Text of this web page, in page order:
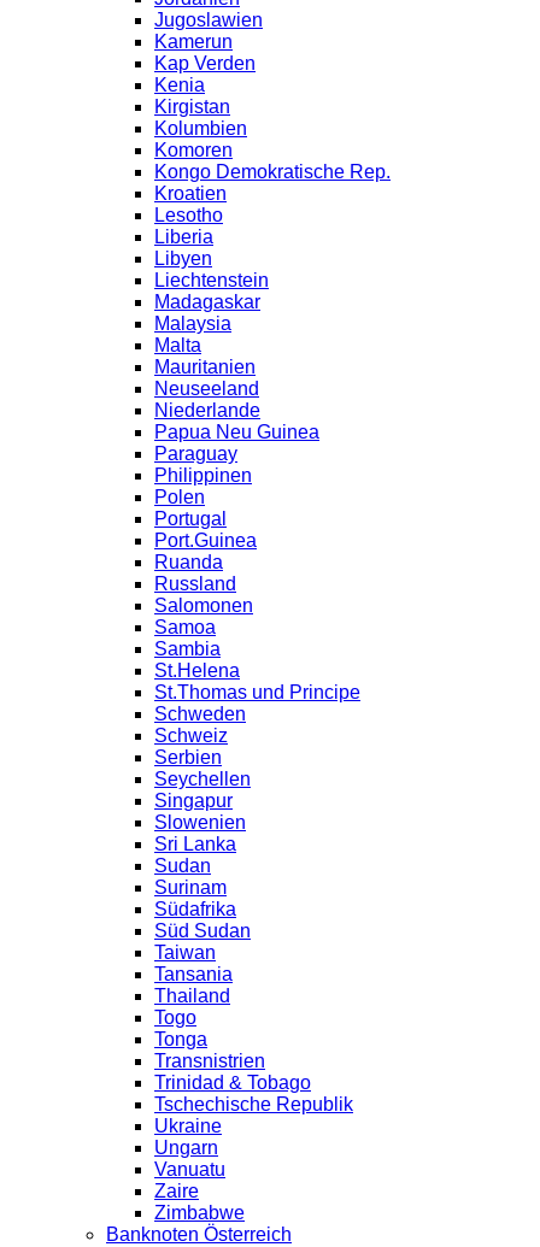
Jugoslawien
Kamerun
Kap Verden
Kenia
Kirgistan
Kolumbien
Komoren
Kongo Demokratische Rep.
Kroatien
Lesotho
Liberia
Libyen
Liechtenstein
Madagaskar
Malaysia
Malta
Mauritanien
Neuseeland
Niederlande
Papua Neu Guinea
Paraguay
Philippinen
Polen
Portugal
Port.Guinea
Ruanda
Russland
Salomonen
Samoa
Sambia
St.Helena
St.Thomas und Principe
Schweden
Schweiz
Serbien
Seychellen
Singapur
Slowenien
Sri Lanka
Sudan
Surinam
Südafrika
Süd Sudan
Taiwan
Tansania
Thailand
Togo
Tonga
Transnistrien
Trinidad & Tobago
Tschechische Republik
Ukraine
Ungarn
Vanuatu
Zaire
Zimbabwe
Banknoten Österreich